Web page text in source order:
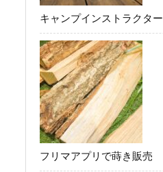
キャンプインストラクター
フリマアプリで蒔き販売